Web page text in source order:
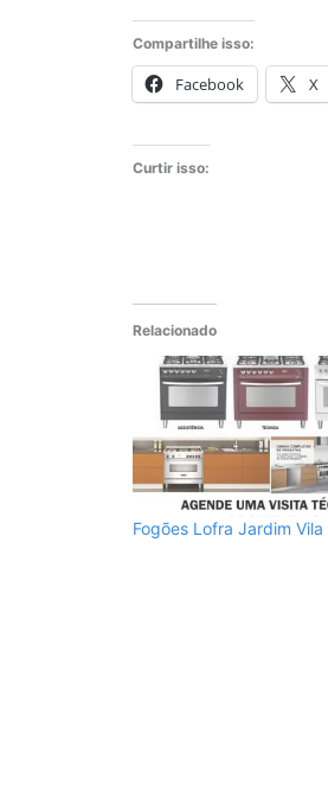
Compartilhe isso:
Facebook X
Curtir isso:
Relacionado
Fogões Lofra Jardim Vila